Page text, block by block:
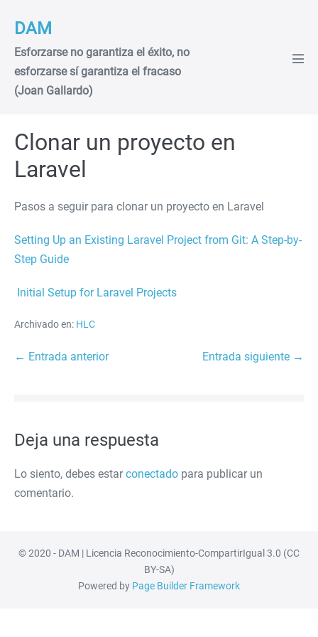
contenido
DAM
Esforzarse no garantiza el éxito, no
esforzarse sí garantiza el fracaso
(Joan Gallardo)
Clonar un proyecto en
Laravel
Pasos a seguir para clonar un proyecto en Laravel
Setting Up an Existing Laravel Project from Git: A Step-by-
Step Guide
Initial Setup for Laravel Projects
Archivado en: HLC
Navegación
← Entrada anterior Entrada siguiente →
Deja una respuesta
Lo siento, debes estarconectado para publicar un
comentario.
© 2020 - DAM | Licencia Reconocimiento-CompartirIgual 3.0 (CC
BY-SA)
Powered by Page Builder Framework